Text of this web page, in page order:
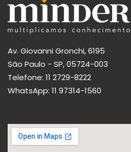
Av. Giovanni Gronchi, 6195
São Paulo - SP, 05724-003
Telefone: 11 2729-8222
WhatsApp: 11 97314-1560